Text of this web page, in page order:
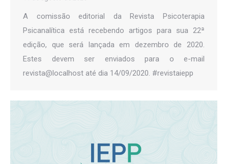
A comissão editorial da Revista Psicoterapia
Psicanalítica está recebendo artigos para sua 22ª
edição, que será lançada em dezembro de 2020.
Estes devem ser enviados para o e-mail
revista@localhost até dia 14/09/2020. #revistaiepp